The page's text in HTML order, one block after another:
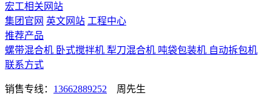
宏工相关网站
集团官网 英文网站 工程中心
推荐产品
螺带混合机 卧式搅拌机 犁刀混合机 吨袋包装机 自动拆包机
联系方式
销售专线： 13662889252 周先生